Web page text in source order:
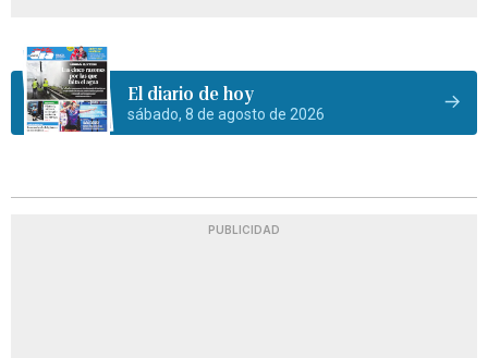
El diario de hoy
sábado, 8 de agosto de 2026
PUBLICIDAD